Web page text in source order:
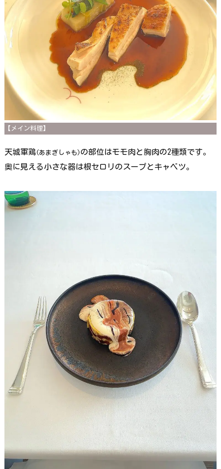
【メイン料理】
天城軍鶏(あまぎしゃも) の部位はモモ肉と胸肉の2種類です。
奥に見える小さな器は根セロリのスープとキャベツ。